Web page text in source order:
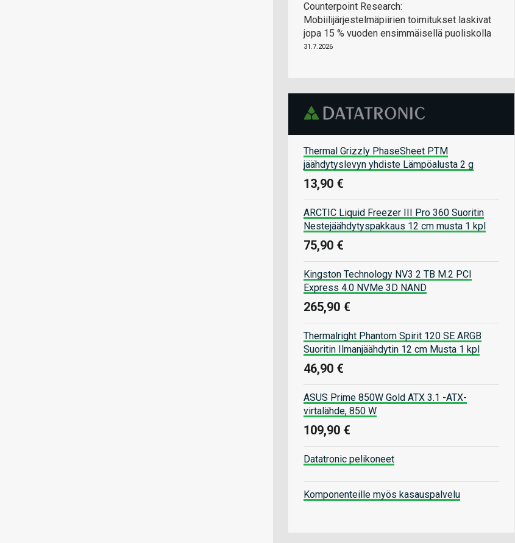
Counterpoint Research:
Mobiilijärjestelmäpiirien toimitukset laskivat
jopa 15 % vuoden ensimmäisellä puoliskolla
31.7.2026
Thermal Grizzly PhaseSheet PTM
jäähdytyslevyn yhdiste Lämpöalusta 2 g
13,90 €
ARCTIC Liquid Freezer III Pro 360 Suoritin
Nestejäähdytyspakkaus 12 cm musta 1 kpl
75,90 €
Kingston Technology NV3 2 TB M.2 PCI
Express 4.0 NVMe 3D NAND
265,90 €
Thermalright Phantom Spirit 120 SE ARGB
Suoritin Ilmanjäähdytin 12 cm Musta 1 kpl
46,90 €
ASUS Prime 850W Gold ATX 3.1 -ATX-
virtalähde, 850 W
109,90 €
Datatronic pelikoneet
Komponenteille myös kasauspalvelu